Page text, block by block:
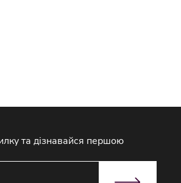
та дізнавайся першою